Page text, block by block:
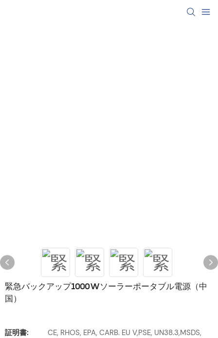
緊急バックアップ1000Wソーラーポータブル電源（中
国）
証明書:
CE, RHOS, EPA, CARB. EU V,PSE, UN38.3,MSDS,